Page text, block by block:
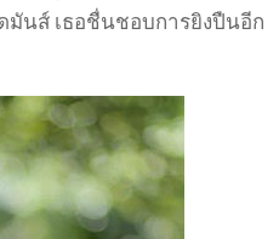
มันส์ เธอชื่นชอบการยิงปืนอีก